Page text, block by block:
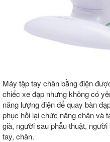
Máy tập tay chân bằng điện
chiếc xe đạp nhưng không có
năng lượng điện để quay bàn
phục hồi lại chức năng chân và
già, người sau phẫu thuật,
tay, chân.